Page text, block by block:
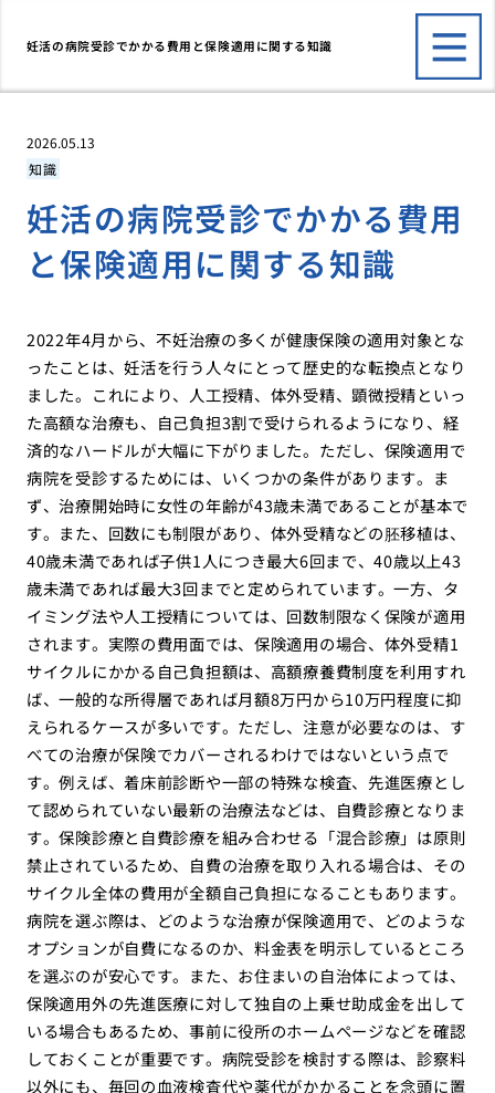
妊活の病院受診でかかる費用と保険適用に関する知識
2026.05.13
知識
妊活の病院受診でかかる費用
と保険適用に関する知識
2022年4月から、不妊治療の多くが健康保険の適用対象とな
ったことは、妊活を行う人々にとって歴史的な転換点となり
ました。これにより、人工授精、体外受精、顕微授精といっ
た高額な治療も、自己負担3割で受けられるようになり、経
済的なハードルが大幅に下がりました。ただし、保険適用で
病院を受診するためには、いくつかの条件があります。ま
ず、治療開始時に女性の年齢が43歳未満であることが基本で
す。また、回数にも制限があり、体外受精などの胚移植は、
40歳未満であれば子供1人につき最大6回まで、40歳以上43
歳未満であれば最大3回までと定められています。一方、タ
イミング法や人工授精については、回数制限なく保険が適用
されます。実際の費用面では、保険適用の場合、体外受精1
サイクルにかかる自己負担額は、高額療養費制度を利用すれ
ば、一般的な所得層であれば月額8万円から10万円程度に抑
えられるケースが多いです。ただし、注意が必要なのは、す
べての治療が保険でカバーされるわけではないという点で
す。例えば、着床前診断や一部の特殊な検査、先進医療とし
て認められていない最新の治療法などは、自費診療となりま
す。保険診療と自費診療を組み合わせる「混合診療」は原則
禁止されているため、自費の治療を取り入れる場合は、その
サイクル全体の費用が全額自己負担になることもあります。
病院を選ぶ際は、どのような治療が保険適用で、どのような
オプションが自費になるのか、料金表を明示しているところ
を選ぶのが安心です。また、お住まいの自治体によっては、
保険適用外の先進医療に対して独自の上乗せ助成金を出して
いる場合もあるため、事前に役所のホームページなどを確認
しておくことが重要です。病院受診を検討する際は、診察料
以外にも、毎回の血液検査代や薬代がかかることを念頭に置